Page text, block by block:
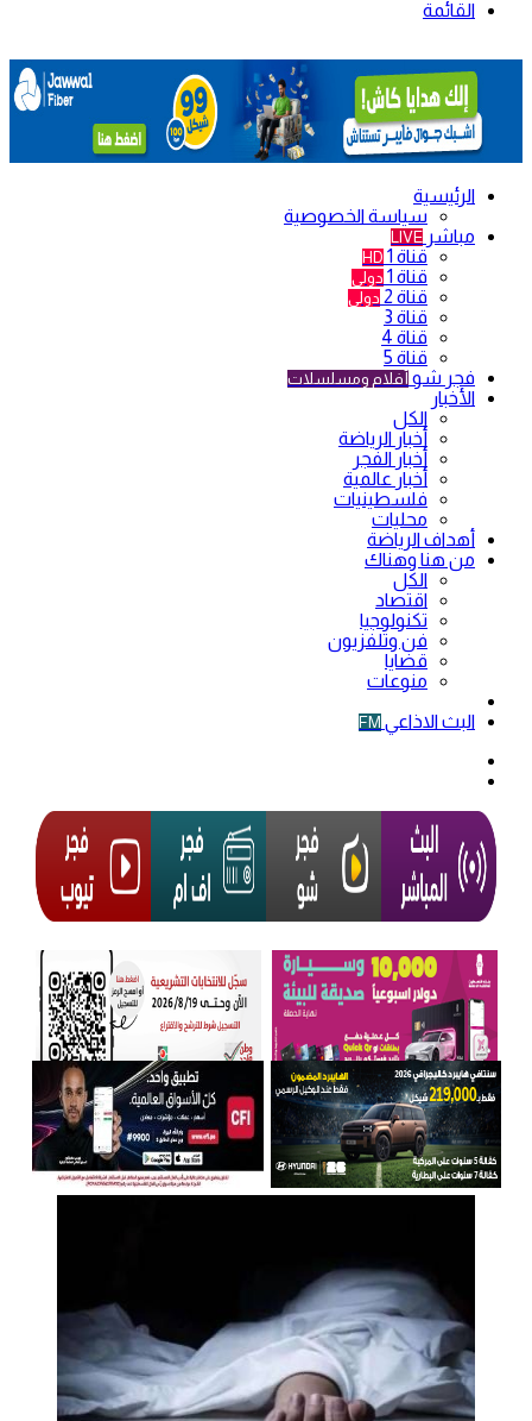
القائمة
الرئيسية
سياسة الخصوصية
مباشر LIVE
قناة 1 HD
قناة 1 دولي
قناة 2 دولي
قناة 3
قناة 4
قناة 5
فجر شو أفلام ومسلسلات
الأخبار
الكل
أخبار الرياضة
أخبار الفجر
أخبار عالمية
فلسطينيات
محليات
أهداف الرياضة
من هنا وهناك
الكل
اقتصاد
تكنولوجيا
فن وتلفزيون
قضايا
منوعات
البث الاذاعي FM